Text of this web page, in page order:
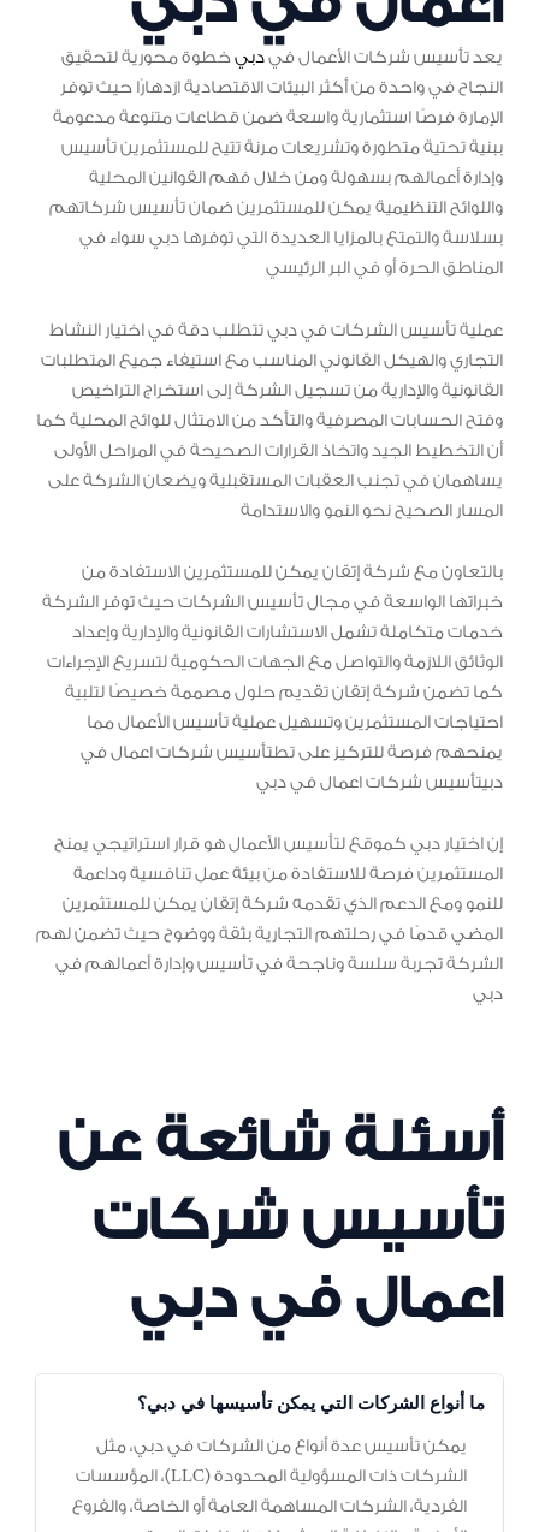
يعد تأسيس شركات الأعمال فيدبيخطوة محورية لتحقيق
النجاح في واحدة من أكثر البيئات الاقتصادية ازدهارًا حيث توفر
الإمارة فرصًا استثمارية واسعة ضمن قطاعات متنوعة مدعومة
ببنية تحتية متطورة وتشريعات مرنة تتيح للمستثمرين تأسيس
وإدارة أعمالهم بسهولة ومن خلال فهم القوانين المحلية
واللوائح التنظيمية يمكن للمستثمرين ضمان تأسيس شركاتهم
بسلاسة والتمتع بالمزايا العديدة التي توفرها دبي سواء في
المناطق الحرة أو في البر الرئيسي
عملية تأسيس الشركات في دبي تتطلب دقة في اختيار النشاط
التجاري والهيكل القانوني المناسب مع استيفاء جميع المتطلبات
القانونية والإدارية من تسجيل الشركة إلى استخراج التراخيص
وفتح الحسابات المصرفية والتأكد من الامتثال للوائح المحلية كما
أن التخطيط الجيد واتخاذ القرارات الصحيحة في المراحل الأولى
يساهمان في تجنب العقبات المستقبلية ويضعان الشركة على
المسار الصحيح نحو النمو والاستدامة
بالتعاون مع شركة إتقان يمكن للمستثمرين الاستفادة من
خبراتها الواسعة في مجال تأسيس الشركات حيث توفر الشركة
خدمات متكاملة تشمل الاستشارات القانونية والإدارية وإعداد
الوثائق اللازمة والتواصل مع الجهات الحكومية لتسريع الإجراءات
كما تضمن شركة إتقان تقديم حلول مصممة خصيصًا لتلبية
احتياجات المستثمرين وتسهيل عملية تأسيس الأعمال مما
يمنحهم فرصة للتركيز على تطتأسيس شركات اعمال في
دبيتأسيس شركات اعمال في دبي
إن اختيار دبي كموقع لتأسيس الأعمال هو قرار استراتيجي يمنح
المستثمرين فرصة للاستفادة من بيئة عمل تنافسية وداعمة
للنمو ومع الدعم الذي تقدمه شركة إتقان يمكن للمستثمرين
المضي قدمًا في رحلتهم التجارية بثقة ووضوح حيث تضمن لهم
الشركة تجربة سلسة وناجحة في تأسيس وإدارة أعمالهم في
دبي
أسئلة شائعة عن
تأسيس شركات
اعمال في دبي
ما أنواع الشركات التي يمكن تأسيسها في دبي؟
يمكن تأسيس عدة أنواع من الشركات في دبي، مثل
الشركات ذات المسؤولية المحدودة (LLC)، المؤسسات
الفردية، الشركات المساهمة العامة أو الخاصة، والفروع